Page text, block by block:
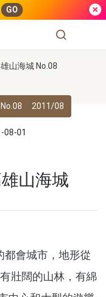
GO
山海城 No.08
No.08 2011/08
08-01
山海城
會城市，地形從
壯闊的山林，有綿